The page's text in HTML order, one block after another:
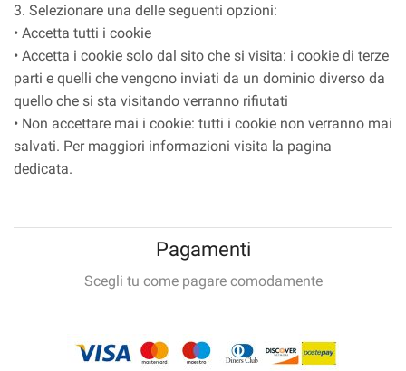
3. Selezionare una delle seguenti opzioni:
• Accetta tutti i cookie
• Accetta i cookie solo dal sito che si visita: i cookie di terze
parti e quelli che vengono inviati da un dominio diverso da
quello che si sta visitando verranno rifiutati
• Non accettare mai i cookie: tutti i cookie non verranno mai
salvati. Per maggiori informazioni visita la pagina
dedicata.
Pagamenti
Scegli tu come pagare comodamente